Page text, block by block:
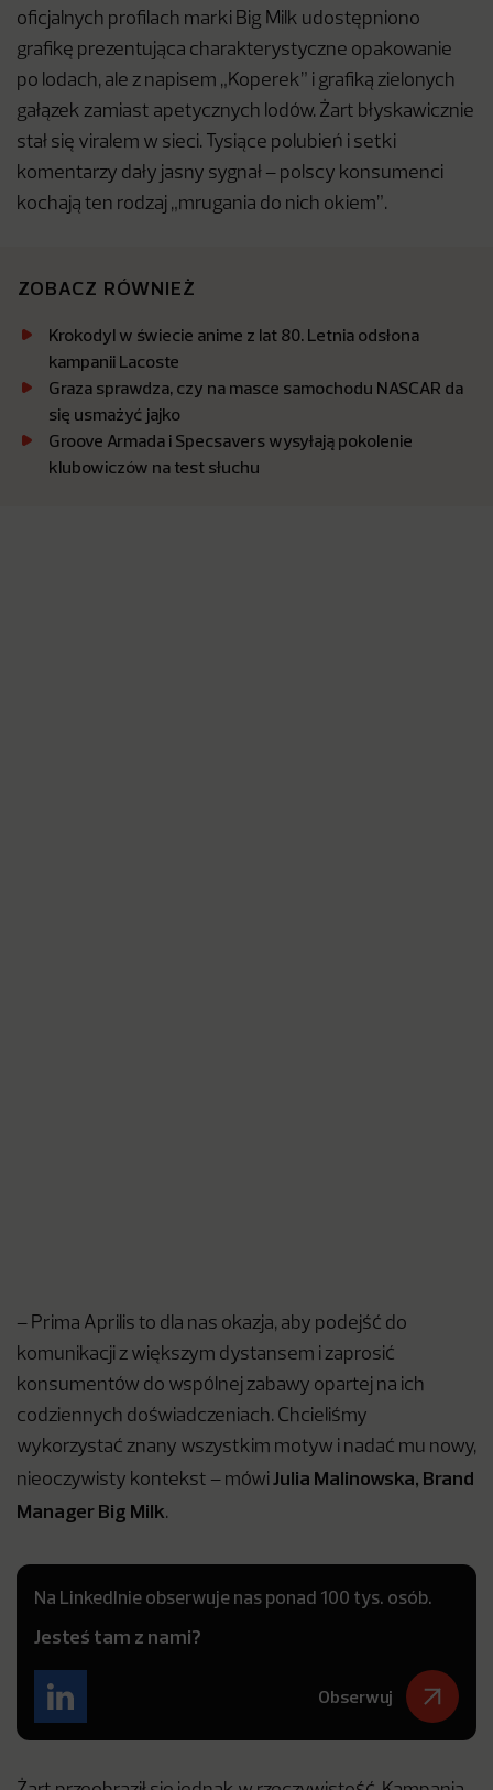
oficjalnych profilach marki Big Milk udostępniono
grafikę prezentująca charakterystyczne opakowanie
po lodach, ale z napisem „Koperek” i grafiką zielonych
gałązek zamiast apetycznych lodów. Żart błyskawicznie
stał się viralem w sieci. Tysiące polubień i setki
komentarzy dały jasny sygnał – polscy konsumenci
kochają ten rodzaj „mrugania do nich okiem”.
ZOBACZ RÓWNIEŻ
Krokodyl w świecie anime z lat 80. Letnia odsłona
kampanii Lacoste
Graza sprawdza, czy na masce samochodu NASCAR da
się usmażyć jajko
Groove Armada i Specsavers wysyłają pokolenie
klubowiczów na test słuchu
– Prima Aprilis to dla nas okazja, aby podejść do
komunikacji z większym dystansem i zaprosić
konsumentów do wspólnej zabawy opartej na ich
codziennych doświadczeniach. Chcieliśmy
wykorzystać znany wszystkim motyw i nadać mu nowy,
nieoczywisty kontekst – mówi Julia Malinowska, Brand
Manager Big Milk.
Na LinkedInie obserwuje nas ponad 100 tys. osób.
Jesteś tam z nami?
Obserwuj